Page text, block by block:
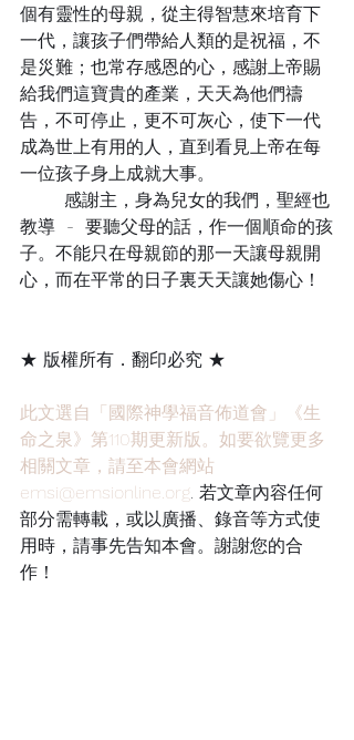
個有靈性的母親，從主得智慧來培育下
一代，讓孩子們帶給人類的是祝福，不
是災難；也常存感恩的心，感謝上帝賜
給我們這寶貴的產業，天天為他們禱
告，不可停止，更不可灰心，使下一代
成為世上有用的人，直到看見上帝在每
一位孩子身上成就大事。
教導  -  要聽父母的話，作一個順命的孩
子。不能只在母親節的那一天讓母親開
心，而在平常的日子裏天天讓她傷心！
★ 版權所有．翻印必究 ★
此文選自「國際神學福音佈道會」《生
命之泉》第110期更新版。如要欲覽更多
相關文章，請至本會網站
emsi@emsionline.org. 若文章內容任何
部分需轉載，或以廣播、錄音等方式使
用時，請事先告知本會。謝謝您的合
作！